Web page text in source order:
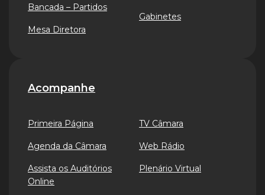
Bancada – Partidos
Mesa Diretora
Gabinetes
Acompanhe
Primeira Página
Agenda da Câmara
Assista os Auditórios
Online
TV Câmara
Web Rádio
Plenário Virtual